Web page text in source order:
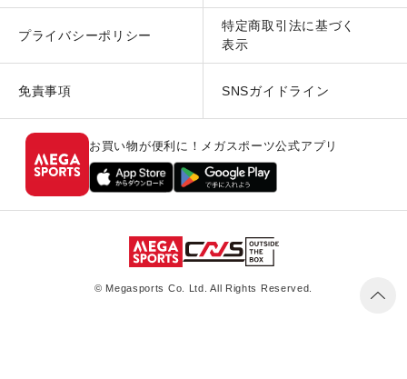
プライバシーポリシー
特定商取引法に基づく
表示
免責事項 SNSガイドライン
お買い物が便利に！メガスポーツ公式アプリ
© Megasports Co. Ltd. All Rights Reserved.